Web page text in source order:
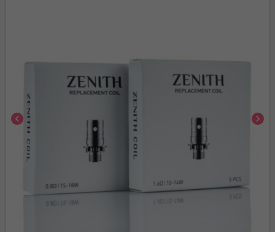
chevron_left chevron_right